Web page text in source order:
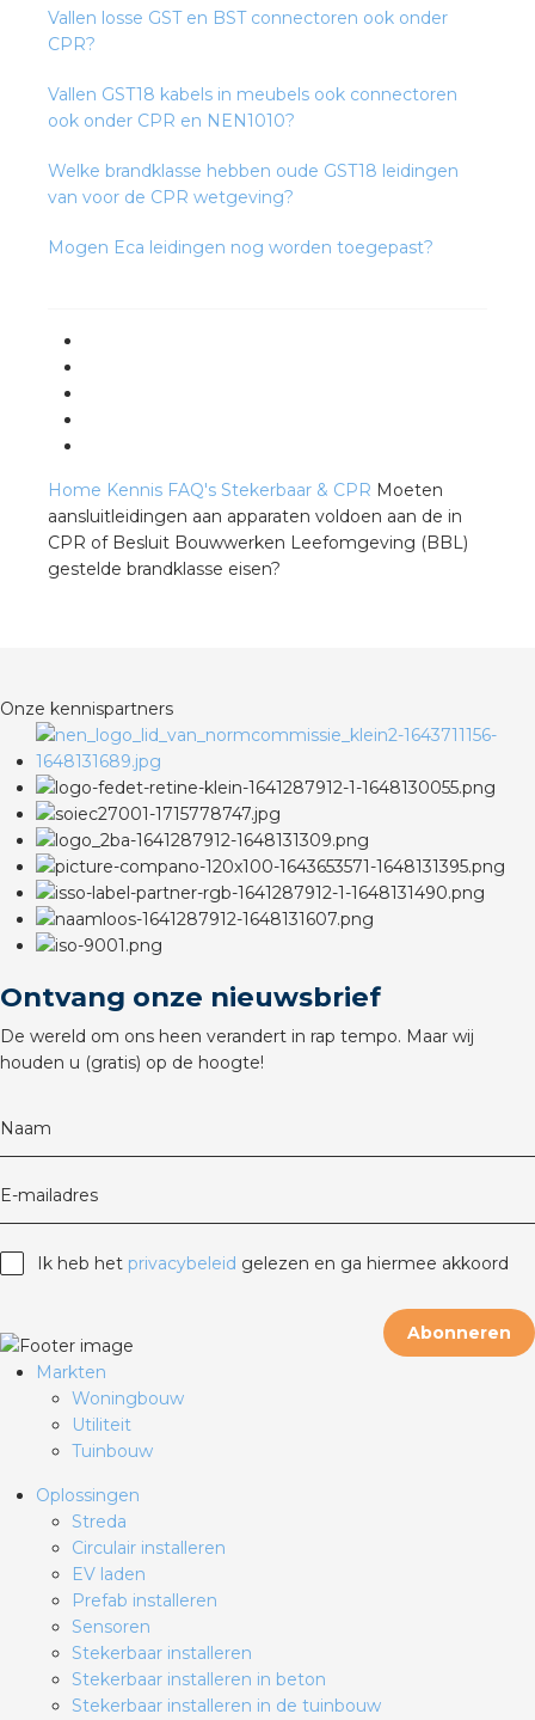
Vallen losse GST en BST connectoren ook onder
CPR?
Vallen GST18 kabels in meubels ook connectoren
ook onder CPR en NEN1010?
Welke brandklasse hebben oude GST18 leidingen
van voor de CPR wetgeving?
Mogen Eca leidingen nog worden toegepast?
Home Kennis FAQ's Stekerbaar & CPR Moeten
aansluitleidingen aan apparaten voldoen aan de in
CPR of Besluit Bouwwerken Leefomgeving (BBL)
gestelde brandklasse eisen?
Onze kennispartners
Ontvang onze nieuwsbrief
De wereld om ons heen verandert in rap tempo. Maar wij
houden u (gratis) op de hoogte!
Naam
E-mailadres
Ik heb het privacybeleid gelezen en ga hiermee akkoord
Abonneren
Markten
Woningbouw
Utiliteit
Tuinbouw
Oplossingen
Streda
Circulair installeren
EV laden
Prefab installeren
Sensoren
Stekerbaar installeren
Stekerbaar installeren in beton
Stekerbaar installeren in de tuinbouw